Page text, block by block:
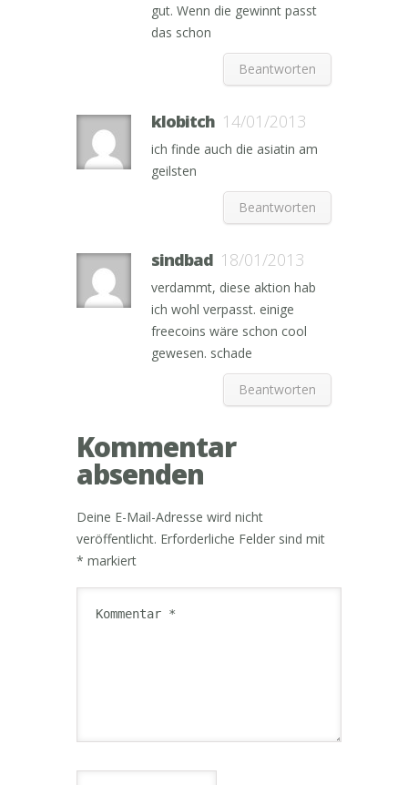
gut. Wenn die gewinnt passt
das schon
Beantworten
klobitch 14/01/2013
ich finde auch die asiatin am
geilsten
Beantworten
sindbad 18/01/2013
verdammt, diese aktion hab
ich wohl verpasst. einige
freecoins wäre schon cool
gewesen. schade
Beantworten
Kommentar
absenden
Deine E-Mail-Adresse wird nicht
veröffentlicht. Erforderliche Felder sind mit
* markiert